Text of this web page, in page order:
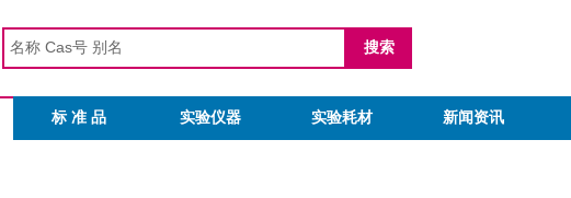
标 准 品 实验仪器 实验耗材 新闻资讯